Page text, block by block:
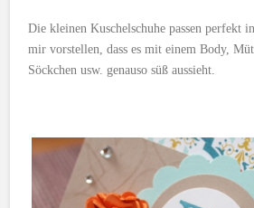
Die kleinen Kuschelschuhe passen perfekt
mir vorstellen, dass es mit einem Body,
Söckchen usw. genauso süß aussieht.